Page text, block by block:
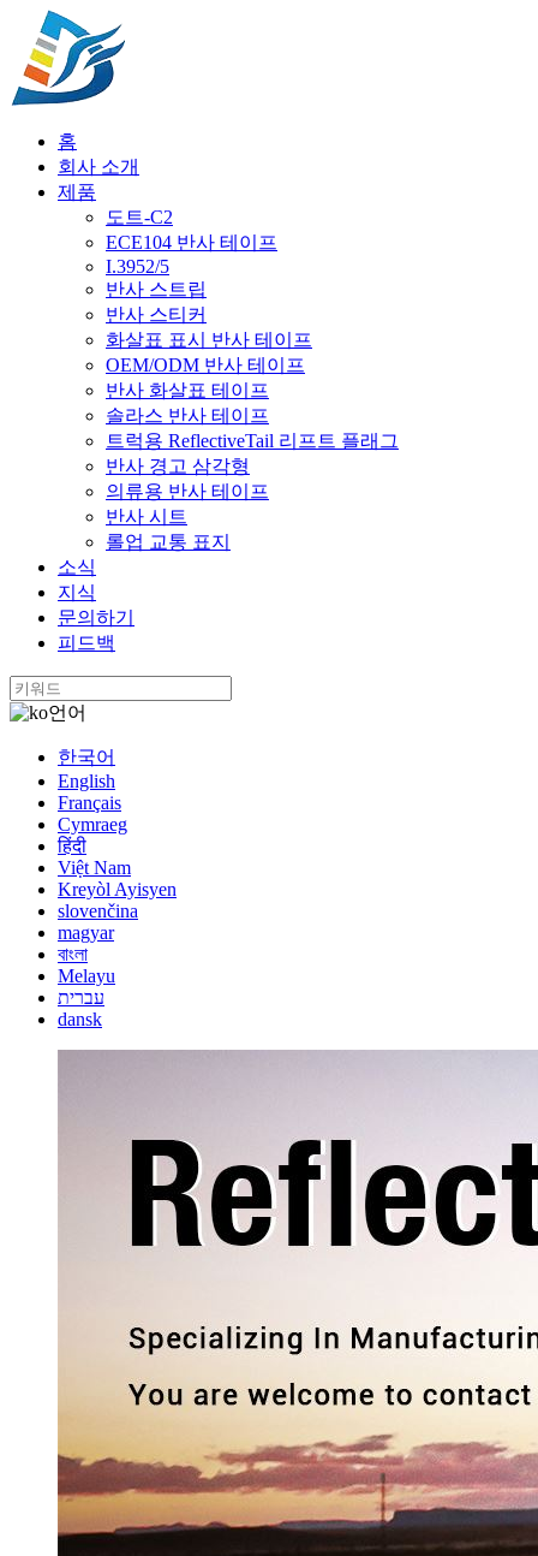
홈
회사 소개
제품
도트-C2
ECE104 반사 테이프
I.3952/5
반사 스트립
반사 스티커
화살표 표시 반사 테이프
OEM/ODM 반사 테이프
반사 화살표 테이프
솔라스 반사 테이프
트럭용 ReflectiveTail 리프트 플래그
반사 경고 삼각형
의류용 반사 테이프
반사 시트
롤업 교통 표지
소식
지식
문의하기
피드백
언어
한국어
English
Français
Cymraeg
हिंदी
Việt Nam
Kreyòl Ayisyen
slovenčina
magyar
বাংলা
Melayu
עברית
dansk